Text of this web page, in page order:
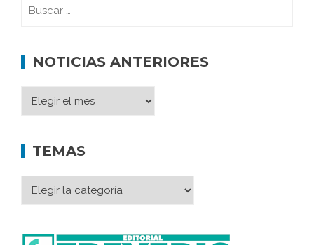
NOTICIAS ANTERIORES
TEMAS